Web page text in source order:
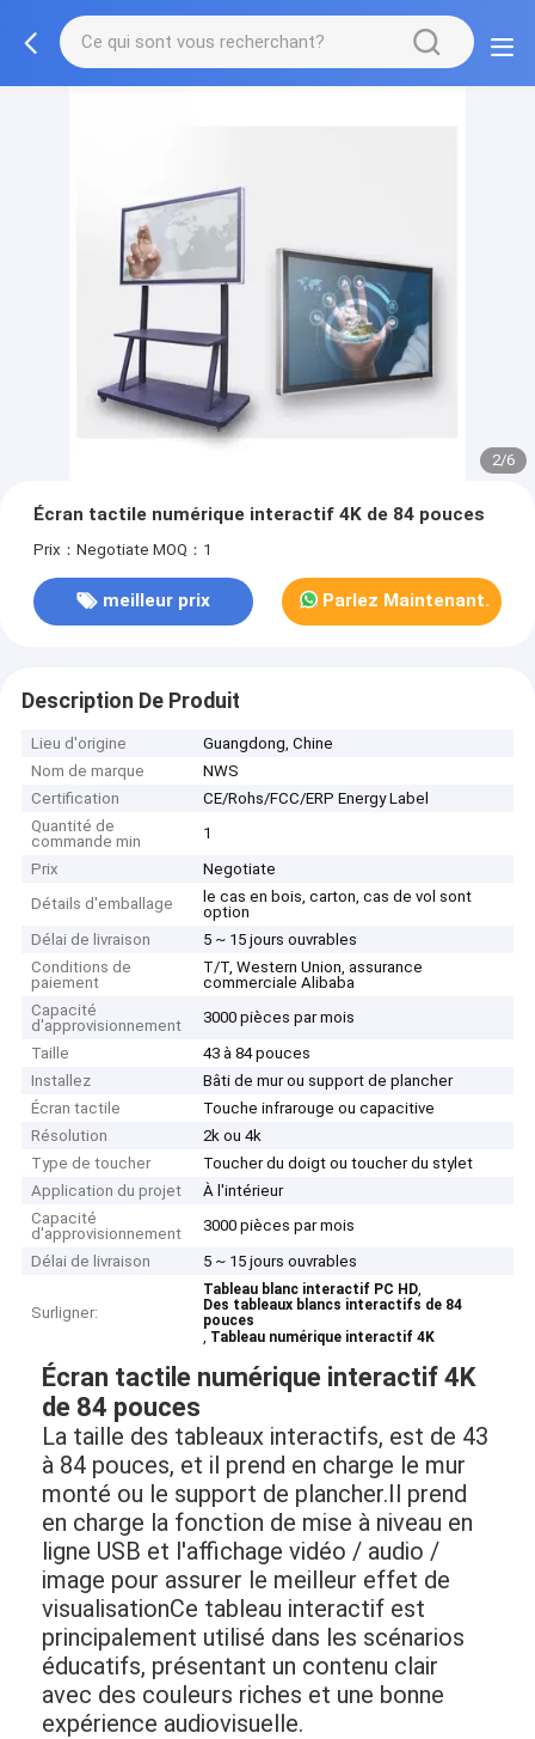
3/6
Écran tactile numérique interactif 4K de 84 pouces
Prix：Negotiate MOQ：1
meilleur prix Parlez Maintenant.
Description De Produit
Lieu d'origine
Guangdong, Chine
Nom de marque
NWS
Certification
CE/Rohs/FCC/ERP Energy Label
Quantité de
commande min
1
Prix
Negotiate
Détails d'emballage
le cas en bois, carton, cas de vol sont
option
Délai de livraison
5 ~ 15 jours ouvrables
Conditions de
paiement
T/T, Western Union, assurance
commerciale Alibaba
Capacité
d'approvisionnement
3000 pièces par mois
Taille
43 à 84 pouces
Installez
Bâti de mur ou support de plancher
Écran tactile
Touche infrarouge ou capacitive
Résolution
2k ou 4k
Type de toucher
Toucher du doigt ou toucher du stylet
Application du projet
À l'intérieur
Capacité
d'approvisionnement
3000 pièces par mois
Délai de livraison
5 ~ 15 jours ouvrables
Surligner:
Tableau blanc interactif PC HD,
Des tableaux blancs interactifs de 84
pouces
, Tableau numérique interactif 4K
Écran tactile numérique interactif 4K
de 84 pouces
La taille des tableaux interactifs, est de 43
à 84 pouces, et il prend en charge le mur
monté ou le support de plancher.Il prend
en charge la fonction de mise à niveau en
ligne USB et l'affichage vidéo / audio /
image pour assurer le meilleur effet de
visualisationCe tableau interactif est
principalement utilisé dans les scénarios
éducatifs, présentant un contenu clair
avec des couleurs riches et une bonne
expérience audiovisuelle.